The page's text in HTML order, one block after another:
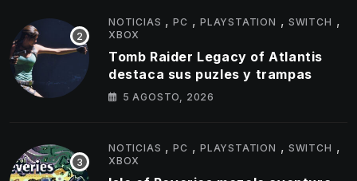
NOTICIAS ,PC ,PLAYSTATION , SWITCH ,
XBOX
Tomb Raider Legacy of Atlantis
destaca sus puzles y trampas
5 AGOSTO, 2026
NOTICIAS ,PC ,PLAYSTATION , SWITCH ,
XBOX